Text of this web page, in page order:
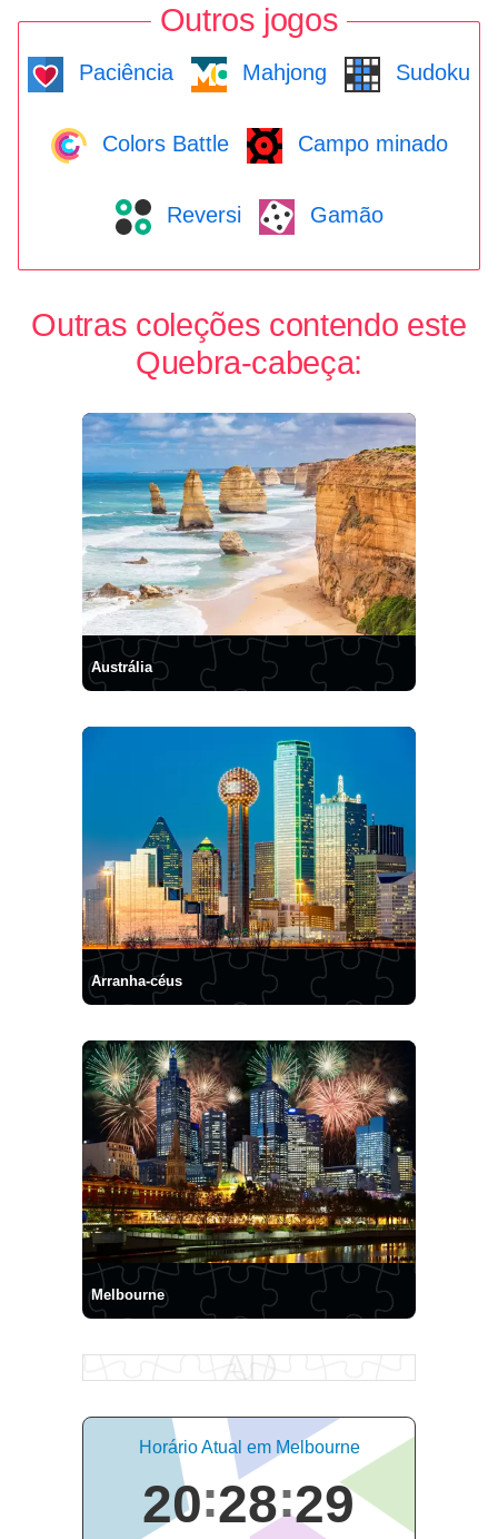
Outros jogos
Paciência Mahjong Sudoku
Colors Battle Campo minado
Reversi Gamão
Outras coleções contendo este
Quebra-cabeça:
Austrália
Arranha-céus
Melbourne
Horário Atual em Melbourne
20 28 29